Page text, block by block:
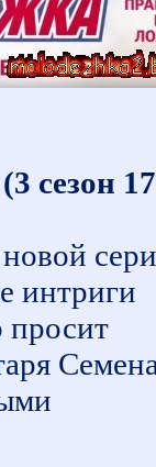
сезон 17
интриги
просит